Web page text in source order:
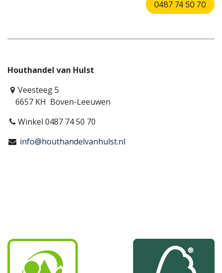
0487 74 50 70
Houthandel van Hulst
Veesteeg 5
6657 KH Boven-Leeuwen
Winkel 0487 74 50 70
info@houthandelvanhulst.nl